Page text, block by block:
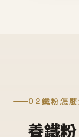
02鐵粉怎
養鐵粉